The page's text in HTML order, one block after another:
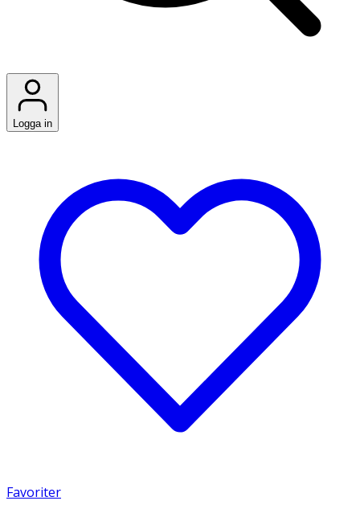
Logga in
Favoriter